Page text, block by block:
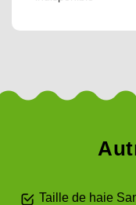
Taille de haie